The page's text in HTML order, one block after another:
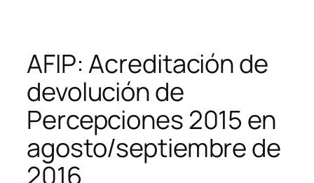
AFIP: Acreditación de
devolución de
Percepciones 2015 en
agosto/septiembre de
2016